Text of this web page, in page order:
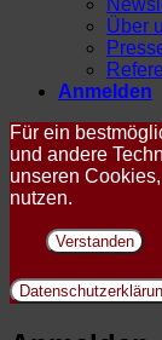
Über
Anmelden
Für ein
und andere
unseren
nutzen.
Verstanden